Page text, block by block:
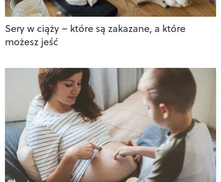
Sery w ciąży – które są zakazane, a które
możesz jeść